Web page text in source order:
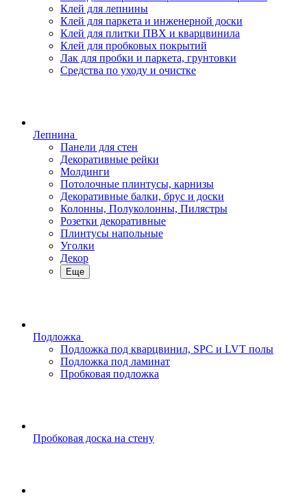
Клей для лепнины
Клей для паркета и инженерной доски
Клей для плитки ПВХ и кварцвинила
Клей для пробковых покрытий
Лак для пробки и паркета, грунтовки
Средства по уходу и очистке
Лепнина
Панели для стен
Декоративные рейки
Молдинги
Потолочные плинтусы, карнизы
Декоративные балки, брус и доски
Колонны, Полуколонны, Пилястры
Розетки декоративные
Плинтусы напольные
Уголки
Декор
Еще
Подложка
Подложка под кварцвинил, SPC и LVT полы
Подложка под ламинат
Пробковая подложка
Пробковая доска на стену